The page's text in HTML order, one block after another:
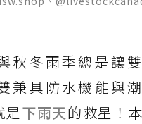
秋冬雨季總是讓
兼具防水機能與
是下雨天的救星！